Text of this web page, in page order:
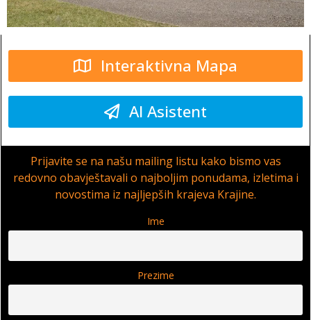
Interaktivna Mapa
AI Asistent
Prijavite se na našu mailing listu kako bismo vas
redovno obavještavali o najboljim ponudama, izletima i
novostima iz najljepših krajeva Krajine.
Ime
Prezime